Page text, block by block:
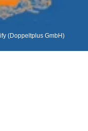
(Doppeltplus GmbH)